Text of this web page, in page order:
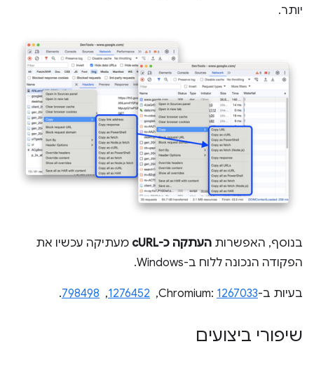
יותר.
בנוסף, האפשרות העתקה כ-cURL
מעתיקה עכשיו את
הפקודה הנכונה ללוח ב-Windows.
בעיות ב-Chromium:1267033
, ‏
1276452
, ‏
798498
.
שיפורי ביצועים